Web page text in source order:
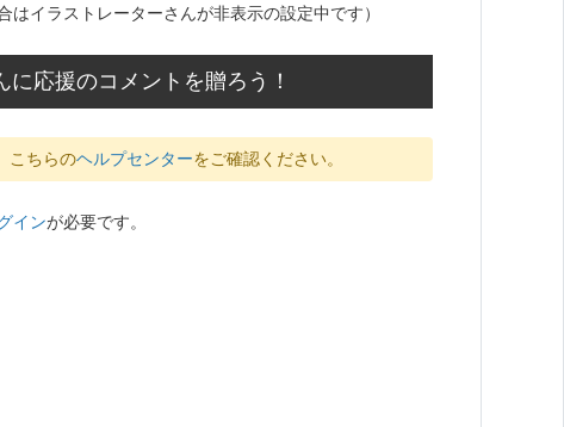
イラストレーターさんが非表示の設定中です）
応援のコメントを贈ろう！
こちらのヘルプセンターをご確認ください。
インが必要です。